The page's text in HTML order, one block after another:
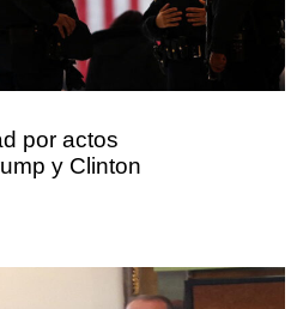
por actos
y Clinton